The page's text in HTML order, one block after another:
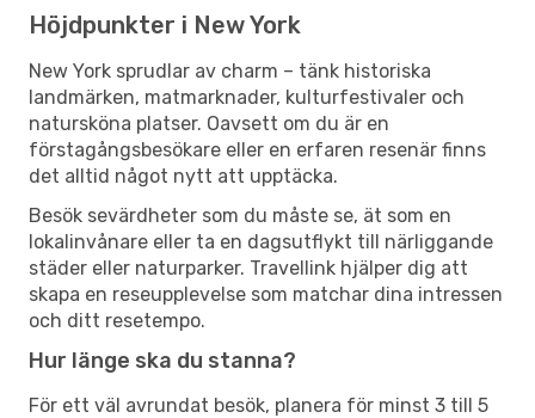
Höjdpunkter i New York
New York sprudlar av charm – tänk historiska
landmärken, matmarknader, kulturfestivaler och
natursköna platser. Oavsett om du är en
förstagångsbesökare eller en erfaren resenär finns
det alltid något nytt att upptäcka.
Besök sevärdheter som du måste se, ät som en
lokalinvånare eller ta en dagsutflykt till närliggande
städer eller naturparker. Travellink hjälper dig att
skapa en reseupplevelse som matchar dina intressen
och ditt resetempo.
Hur länge ska du stanna?
För ett väl avrundat besök, planera för minst 3 till 5